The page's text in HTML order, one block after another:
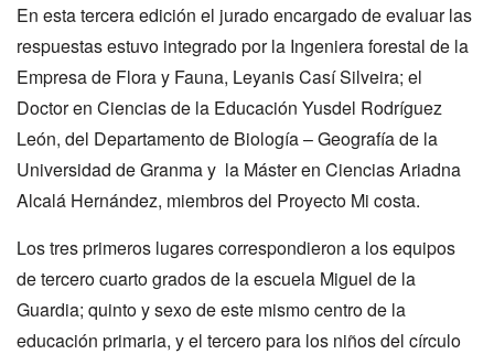
En esta tercera edición el jurado encargado de evaluar las
respuestas estuvo integrado por la Ingeniera forestal de la
Empresa de Flora y Fauna, Leyanis Casí Silveira; el
Doctor en Ciencias de la Educación Yusdel Rodríguez
León, del Departamento de Biología – Geografía de la
Universidad de Granma y la Máster en Ciencias Ariadna
Alcalá Hernández, miembros del Proyecto Mi costa.
Los tres primeros lugares correspondieron a los equipos
de tercero cuarto grados de la escuela Miguel de la
Guardia; quinto y sexo de este mismo centro de la
educación primaria, y el tercero para los niños del círculo